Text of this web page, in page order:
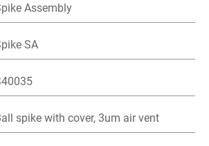
Assembly
SA
spike with cover, 3um air vent